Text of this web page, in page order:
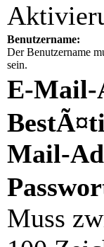
Benutzername:
Der Benutzername
sein.
E-Mail-
Mail-
Muss